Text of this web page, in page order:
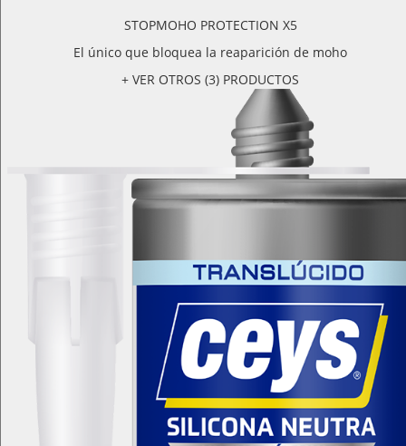
STOPMOHO PROTECTION X5
El único que bloquea la reaparición de moho
+ VER OTROS (3) PRODUCTOS